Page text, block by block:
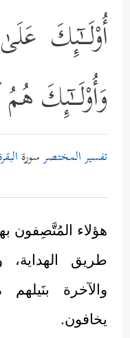
أُوْلَــٰۤىِٕكَ
وَأُوْلَــٰۤىِٕكَ
تفسير المختصرسورة
هؤلاء المُتَّصِفون
طريق الهداية،
والآخرة
يخافون.